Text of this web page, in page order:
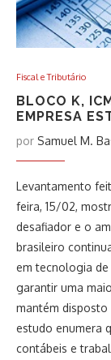
Fiscal e Tributário
BLOCO K,
EMPRESA
por Samuel M.
Levantamento
feira, 15/02,
desafiador e o
brasileiro
em tecnologia de
garantir uma
mantém disposto
estudo enumera
contábeis e